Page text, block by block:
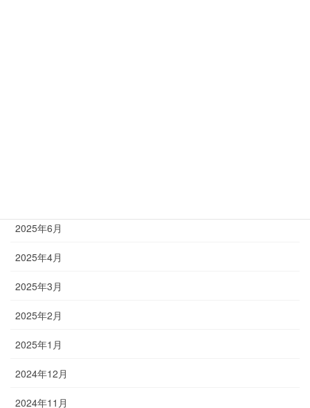
2025年6月
2025年4月
2025年3月
2025年2月
2025年1月
2024年12月
2024年11月